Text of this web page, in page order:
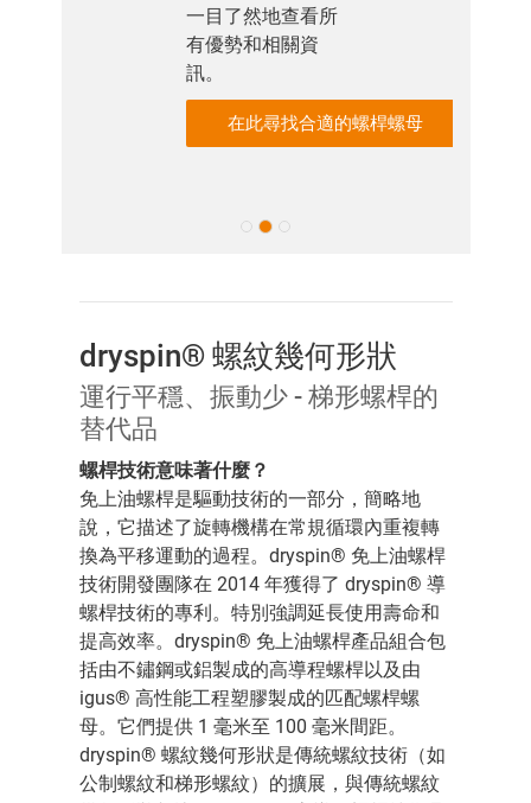
一目了然地查看所
有優勢和相關資
訊。
在此尋找合適的螺桿螺母
dryspin® 螺紋幾何形狀
運行平穩、振動少 - 梯形螺桿的
替代品
螺桿技術意味著什麼？
免上油螺桿是驅動技術的一部分，簡略地
說，它描述了旋轉機構在常規循環內重複轉
換為平移運動的過程。dryspin® 免上油螺桿
技術開發團隊在 2014 年獲得了 dryspin® 導
螺桿技術的專利。特別強調延長使用壽命和
提高效率。dryspin® 免上油螺桿產品組合包
括由不鏽鋼或鋁製成的高導程螺桿以及由
igus® 高性能工程塑膠製成的匹配螺桿螺
母。它們提供 1 毫米至 100 毫米間距。
dryspin® 螺紋幾何形狀是傳統螺紋技術（如
公制螺紋和梯形螺紋）的擴展，與傳統螺紋